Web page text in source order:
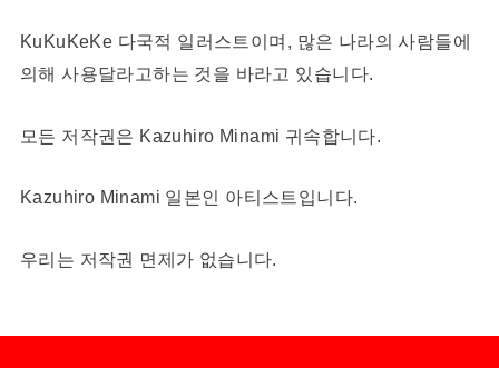
KuKuKeKe 다국적 일러스트이며, 많은 나라의 사람들에
의해 사용달라고하는 것을 바라고 있습니다.
모든 저작권은 Kazuhiro Minami 귀속합니다.
Kazuhiro Minami 일본인 아티스트입니다.
우리는 저작권 면제가 없습니다.